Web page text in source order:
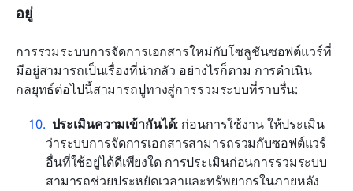
อยู่
การรวมระบบการจัดการเอกสารใหม่กับโซลูชันซอฟต์แวร์ที่
มีอยู่สามารถเป็นเรื่องที่น่ากลัว อย่างไรก็ตาม การดำเนิน
กลยุทธ์ต่อไปนี้สามารถปูทางสู่การรวมระบบที่ราบรื่น:
ประเมินความเข้ากันได้: ก่อนการใช้งาน ให้ประเมิน
ว่าระบบการจัดการเอกสารสามารถรวมกับซอฟต์แวร์
อื่นที่ใช้อยู่ได้ดีเพียงใด การประเมินก่อนการรวมระบบ
สามารถช่วยประหยัดเวลาและทรัพยากรในภายหลัง